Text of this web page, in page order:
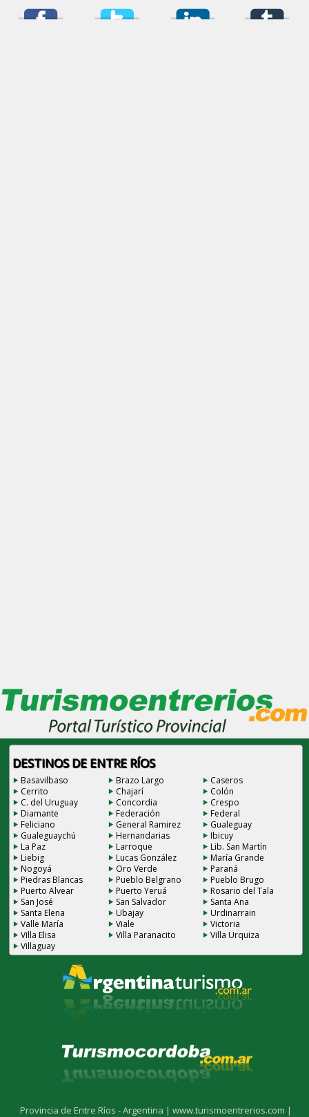
DESTINOS DE ENTRE RÍOS
Basavilbaso Brazo Largo
Caseros
Cerrito
Chajarí
Colón
C. del Uruguay
Concordia
Crespo
Diamante
Federación
Federal
Feliciano
General Ramirez
Gualeguay
Gualeguaychú
Hernandarias
Ibicuy
La Paz
Larroque
Lib. San Martín
Liebig
Lucas González
María Grande
Nogoyá
Oro Verde
Paraná
Piedras Blancas
Pueblo Belgrano
Pueblo Brugo
Puerto Alvear
Puerto Yeruá
Rosario del Tala
San José
San Salvador
Santa Ana
Santa Elena
Ubajay
Urdinarrain
Valle María
Viale
Victoria
Villa Elisa
Villa Paranacito
Villa Urquiza
Villaguay
Provincia de Entre Ríos - Argentina |www.turismoentrerios.com |